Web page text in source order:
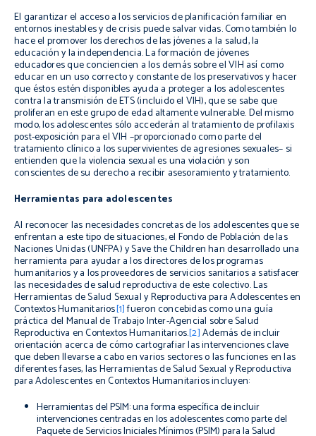
El garantizar el acceso a los servicios de planificación familiar en
entornos inestables y de crisis puede salvar vidas. Como también lo
hace el promover los derechos de las jóvenes a la salud, la
educación y la independencia. La formación de jóvenes
educadores que conciencien a los demás sobre el VIH así como
educar en un uso correcto y constante de los preservativos y hacer
que éstos estén disponibles ayuda a proteger a los adolescentes
contra la transmisión de ETS (incluido el VIH), que se sabe que
proliferan en este grupo de edad altamente vulnerable. Del mismo
modo, los adolescentes sólo accederán al tratamiento de profilaxis
post-exposición para el VIH –proporcionado como parte del
tratamiento clínico a los supervivientes de agresiones sexuales– si
entienden que la violencia sexual es una violación y son
conscientes de su derecho a recibir asesoramiento y tratamiento.
Herramientas para adolescentes
Al reconocer las necesidades concretas de los adolescentes que se
enfrentan a este tipo de situaciones, el Fondo de Población de las
Naciones Unidas (UNFPA) y Save the Children han desarrollado una
herramienta para ayudar a los directores de los programas
humanitarios y a los proveedores de servicios sanitarios a satisfacer
las necesidades de salud reproductiva de este colectivo. Las
Herramientas de Salud Sexual y Reproductiva para Adolescentes en
Contextos Humanitarios[1]fueron concebidas como una guía
práctica del Manual de Trabajo Inter-Agencial sobre Salud
Reproductiva en Contextos Humanitarios.[2]Además de incluir
orientación acerca de cómo cartografiar las intervenciones clave
que deben llevarse a cabo en varios sectores o las funciones en las
diferentes fases, las Herramientas de Salud Sexual y Reproductiva
para Adolescentes en Contextos Humanitarios incluyen:
Herramientas del PSIM: una forma específica de incluir
intervenciones centradas en los adolescentes como parte del
Paquete de Servicios Iniciales Mínimos (PSIM) para la Salud